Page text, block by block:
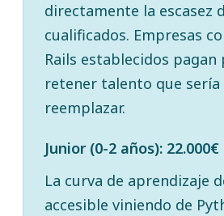
directamente la escasez
cualificados. Empresas
Rails establecidos
retener talento que sería
reemplazar.
Junior (0-2 años): 22.000€
La curva de aprendizaje
accesible viniendo de